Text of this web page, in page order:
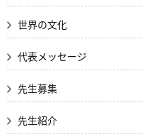
世界の文化
代表メッセージ
先生募集
先生紹介